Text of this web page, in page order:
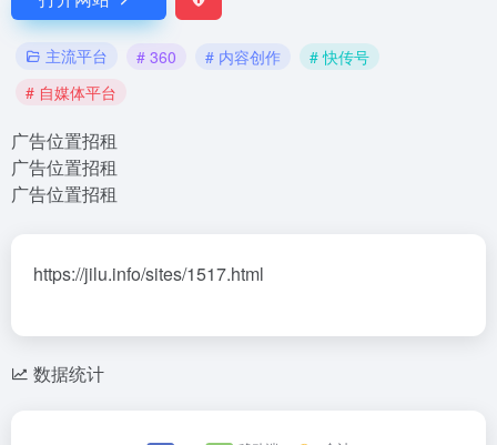
主流平台 # 360 # 内容创作
# 快传号
# 自媒体平台
广告位置招租
广告位置招租
广告位置招租
https://jilu.info/sites/1517.html
数据统计